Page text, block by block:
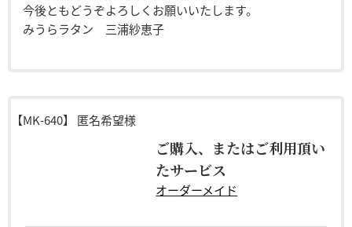
今後ともどうぞよろしくお願いいたします。
みうらラタン 三浦紗恵子
【MK-640】 匿名希望様
ご購入、またはご利用頂い
たサービス
オーダーメイド